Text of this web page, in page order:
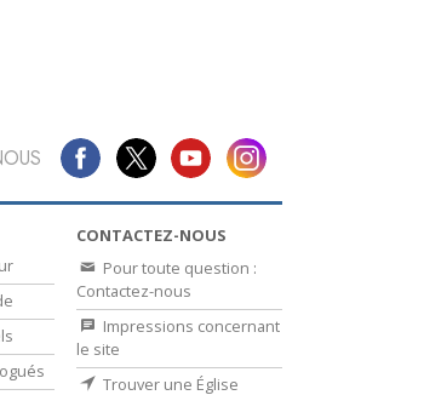
CONTACTEZ-NOUS
Pour toute question :
Contactez-nous
Impressions concernant
le site
Trouver une Église